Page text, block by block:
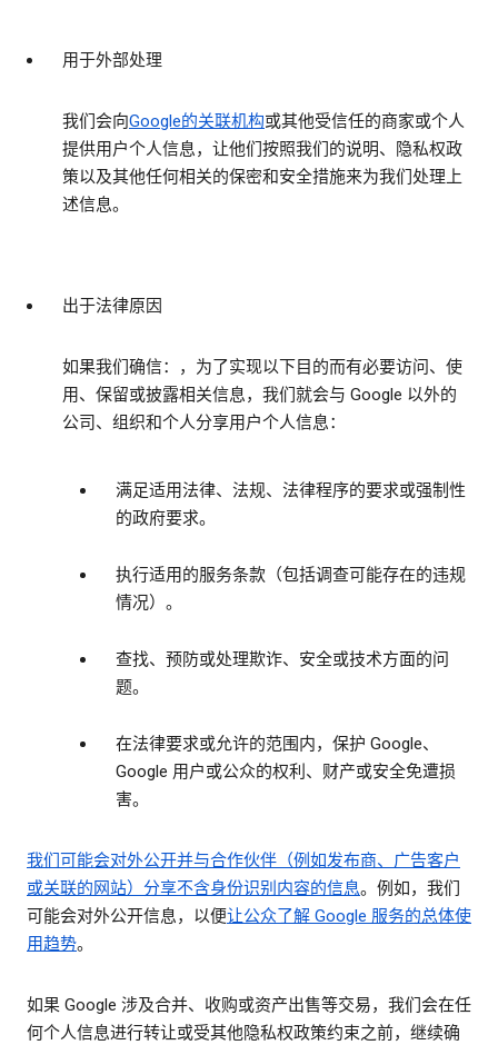
用于外部处理
我们会向Google的关联机构或其他受信任的商家或个人
提供用户个人信息，让他们按照我们的说明、隐私权政
策以及其他任何相关的保密和安全措施来为我们处理上
述信息。
出于法律原因
如果我们确信：，为了实现以下目的而有必要访问、使
用、保留或披露相关信息，我们就会与 Google 以外的
公司、组织和个人分享用户个人信息：
满足适用法律、法规、法律程序的要求或强制性
的政府要求。
执行适用的服务条款（包括调查可能存在的违规
情况）。
查找、预防或处理欺诈、安全或技术方面的问
题。
在法律要求或允许的范围内，保护 Google、
Google 用户或公众的权利、财产或安全免遭损
害。
我们可能会对外公开并与合作伙伴（例如发布商、广告客户
或关联的网站）分享不含身份识别内容的信息。例如，我们
可能会对外公开信息，以便让公众了解 Google 服务的总体使
用趋势。
如果 Google 涉及合并、收购或资产出售等交易，我们会在任
何个人信息进行转让或受其他隐私权政策约束之前，继续确